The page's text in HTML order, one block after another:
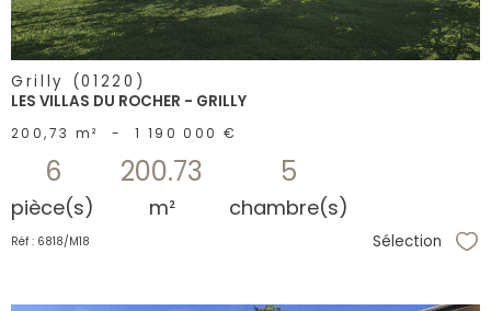
Grilly (01220)
LES VILLAS DU ROCHER - GRILLY
200,73 m² - 1 190 000 €
6
pièce(s)
200.73
m²
5
chambre(s)
Réf : 6818/M18 Sélection